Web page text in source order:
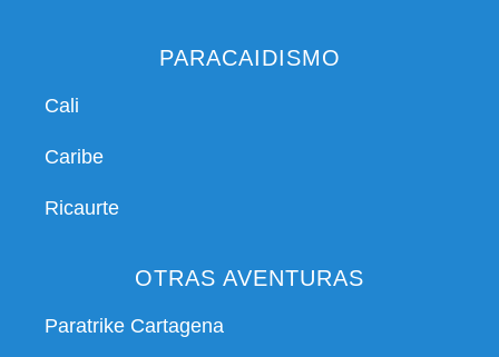
PARACAIDISMO
Cali
Caribe
Ricaurte
OTRAS AVENTURAS
Paratrike Cartagena